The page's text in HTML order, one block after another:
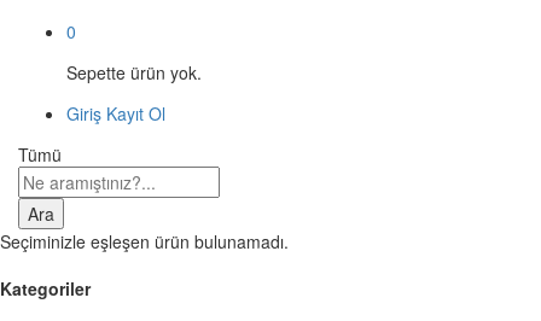
0
Sepette ürün yok.
Giriş Kayıt Ol
Tümü
Ara
Seçiminizle eşleşen ürün bulunamadı.
Kategoriler